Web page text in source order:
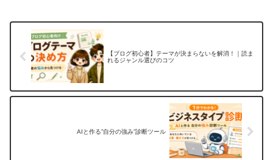
【ブログ初心者】テーマが決まらないを解消！｜読ま
れるジャンル選びのコツ
AIと作る”自分の強み”診断ツール